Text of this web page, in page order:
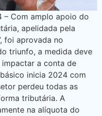
– Com amplo apoio do
apelidada pela
foi aprovada no
triunfo, a medida deve
a conta de
inicia 2024 com
perdeu todas as
tributária. A
na alíquota do